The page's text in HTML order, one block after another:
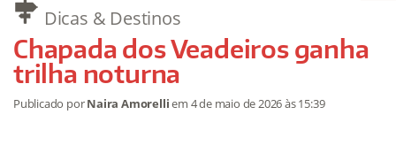
Dicas & Destinos
Chapada dos Veadeiros ganha
trilha noturna
Publicado porNaira Amorelliem 4 de maio de 2026às 15:39